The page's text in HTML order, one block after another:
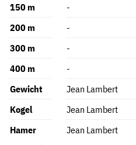
150 m
-
200 m
-
300 m
-
400 m
-
Gewicht
Jean Lambert
Kogel
Jean Lambert
Hamer
Jean Lambert